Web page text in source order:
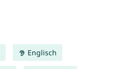
Englisch